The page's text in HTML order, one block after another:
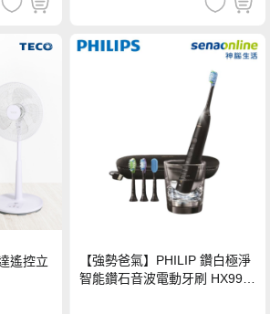
遙控立
【強勢爸氣】PHILIP 鑽白極淨
智能鑽石音波電動牙刷 HX992